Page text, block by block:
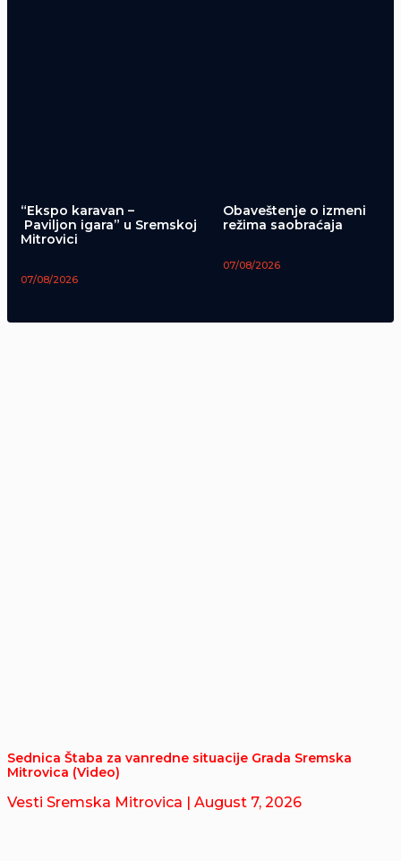
“Ekspo karavan –
Paviljon igara” u Sremskoj
Mitrovici
07/08/2026
Obaveštenje o izmeni
režima saobraćaja
07/08/2026
Sednica Štaba za vanredne situacije Grada Sremska
Mitrovica (Video)
Vesti Sremska Mitrovica | August 7, 2026